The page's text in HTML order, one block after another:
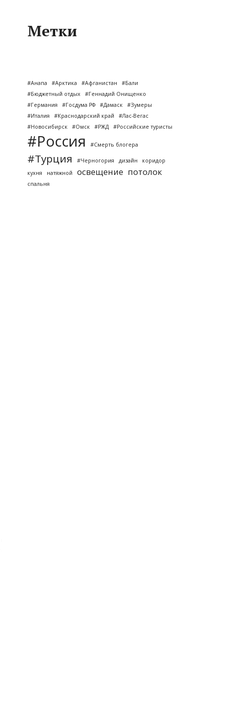
Метки
#Анапа #Арктика #Афганистан
#Бали
#Бюджетный отдых
#Геннадий Онищенко
#Германия
#Госдума РФ #Дамаск
#Зумеры
#Италия
#Краснодарский край
#Лас-Вегас
#Новосибирск
#Омск #РЖД #Российские туристы
#Россия #Смерть блогера
#Турция #Черногория дизайн
коридор
кухня
натяжной освещение потолок
спальня